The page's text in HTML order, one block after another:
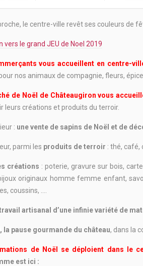
le centre-ville revêt ses couleurs de
vers le grand JEU de Noel 2019
vous accueillent en centre-
nos animaux de compagnie, fleurs,
de Noël de Châteaugiron vous
leurs créations et produits du terroir.
: une vente de sapins de Noël et de
parmi les produits de terroir : thé, café,
créations : poterie, gravure sur bois,
originaux homme femme enfant,
coussins, ….
artisanal d’une infinie variété de
la pause gourmande du château, dans la
de Noël se déploient dans le
est ici :